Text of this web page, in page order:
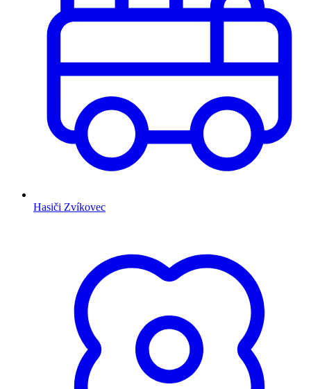
Hasiči Zvíkovec